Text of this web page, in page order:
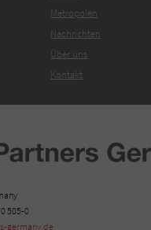
Metropolen
Nachrichten
Über uns
Kontakt
505-0
germany.de